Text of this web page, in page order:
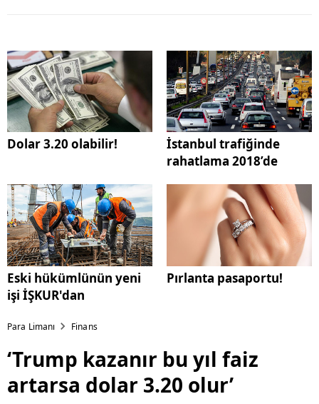
Dolar 3.20 olabilir!
İstanbul trafiğinde
rahatlama 2018’de
Eski hükümlünün yeni
işi İŞKUR'dan
Pırlanta pasaportu!
Para Limanı Finans
‘Trump kazanır bu yıl faiz
artarsa dolar 3.20 olur’